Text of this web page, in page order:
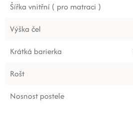
Šířka vnitřní ( pro matraci )
Výška čel
Krátká barierka
Rošt
Nosnost postele